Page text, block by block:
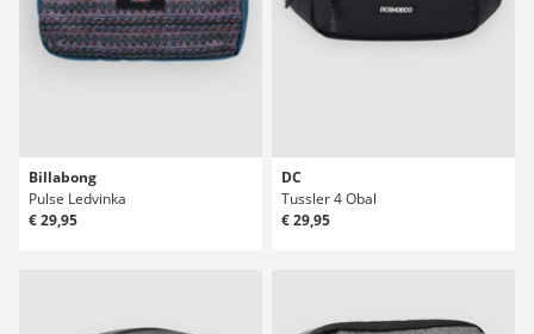
Billabong
Pulse Ledvinka
€ 29,95
DC
Tussler 4 Obal
€ 29,95